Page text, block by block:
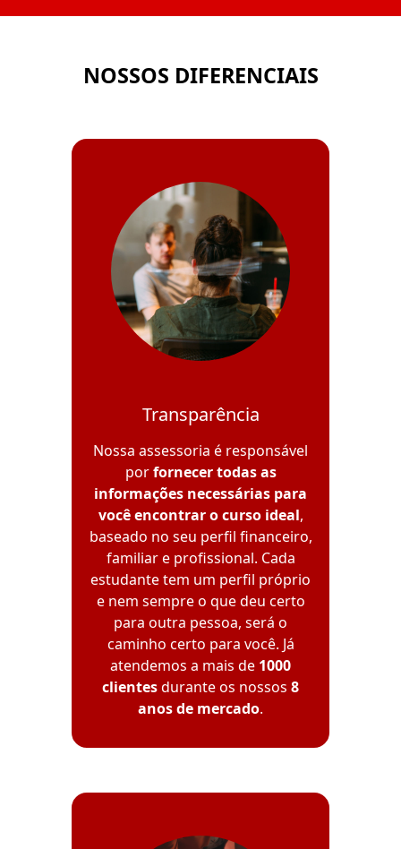
NOSSOS DIFERENCIAIS
Transparência
Nossa assessoria é responsável
porfornecer todas as
informações necessárias para
você encontrar o curso ideal,
baseado no seu perfil financeiro,
familiar e profissional. Cada
estudante tem um perfil próprio
e nem sempre o que deu certo
para outra pessoa, será o
caminho certo para você. Já
atendemos a mais de 1000
clientesdurante os nossos 8
anos de mercado.